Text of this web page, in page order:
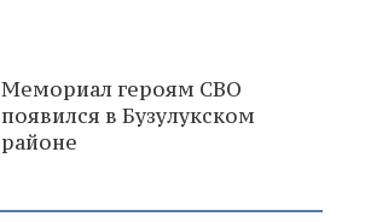
Мемориал героям СВО
появился в Бузулукском
районе